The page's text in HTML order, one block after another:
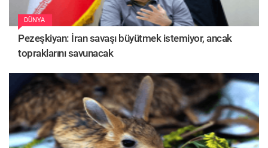
DÜNYA
Pezeşkiyan: İran savaşı büyütmek istemiyor, ancak
topraklarını savunacak